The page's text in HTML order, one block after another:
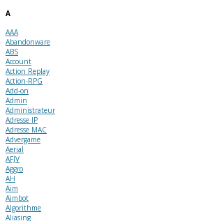
A
AAA
Abandonware
ABS
Account
Action Replay
Action-RPG
Add-on
Admin
Administrateur
Adresse IP
Adresse MAC
Advergame
Aerial
AFJV
Aggro
AH
Aim
Aimbot
Algorithme
Aliasing